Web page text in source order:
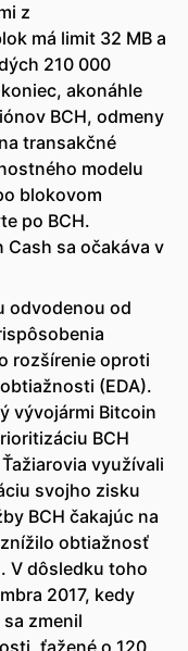
z
má limit 32 MB a
210 000
akonáhle
BCH, odmeny
transakčné
modelu
blokovom
po BCH.
sa očakáva v
odvodenou od
rozšírenie oproti
(EDA).
vývojármi Bitcoin
BCH
využívali
svojho zisku
BCH čakajúc na
obtiažnosť
V dôsledku toho
2017, kedy
zmenil
ťažené o 120